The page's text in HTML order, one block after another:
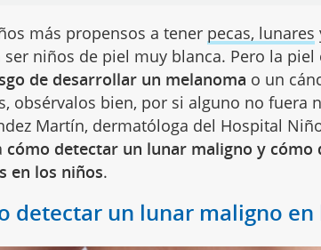
más propensos a tener pecas, lunares
ser niños de piel muy blanca. Pero la
de desarrollar un melanoma o un
obsérvalos bien, por si alguno no fuera
Martín, dermatóloga del Hospital
cómo detectar un lunar maligno y
en los niños.
detectar un lunar maligno